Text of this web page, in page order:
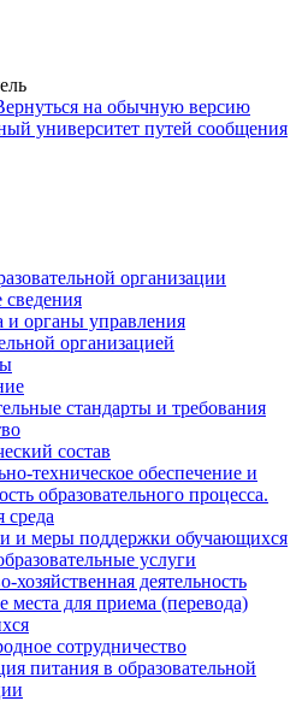
на обычную версию
организации
и органы управления
организацией
стандарты и требования
состав
техническое обеспечение и
образовательного процесса.
среда
и меры поддержки обучающихся
услуги
хозяйственная деятельность
места для приема (перевода)
сотрудничество
питания в образовательной